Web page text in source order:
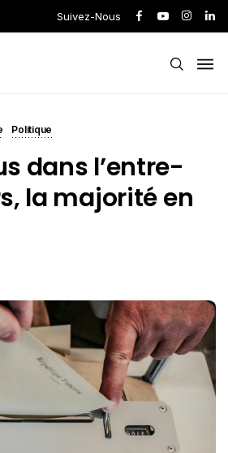
Suivez-Nous
Politique
dans l’entre-
la majorité en